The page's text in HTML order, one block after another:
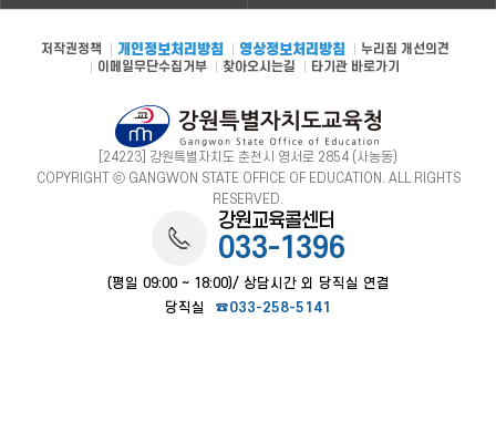
저작권정책 개인정보처리방침 영상정보처리방침
누리집 개선의견
이메일무단수집거부
찾아오시는길 타기관 바로가기
[24223] 강원특별자치도 춘천시 영서로 2854 (사농동)
COPYRIGHT ⓒ GANGWON STATE OFFICE OF EDUCATION. ALL RIGHTS
RESERVED.
강원교육콜센터
033-1396
(평일 09:00 ~ 18:00)/ 상담시간 외 당직실 연결
당직실
☎033-258-5141